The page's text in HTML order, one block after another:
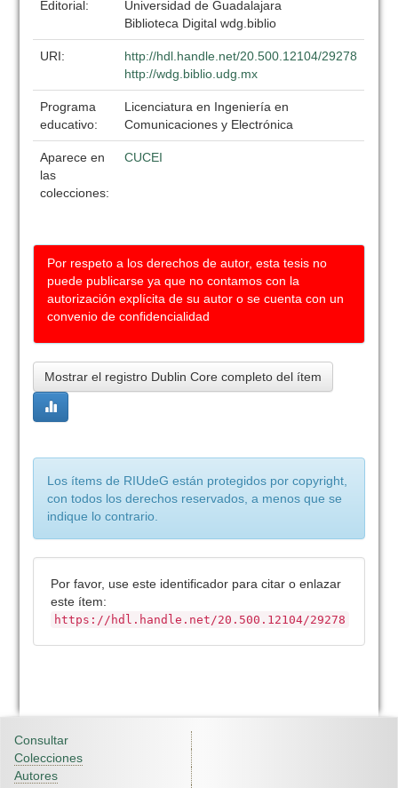
Editorial:
Universidad de Guadalajara
Biblioteca Digital wdg.biblio
URI:
http://hdl.handle.net/20.500.12104/29278
http://wdg.biblio.udg.mx
Programa
educativo:
Licenciatura en Ingeniería en
Comunicaciones y Electrónica
Aparece en
las
colecciones:
CUCEI
Por respeto a los derechos de autor, esta tesis no
puede publicarse ya que no contamos con la
autorización explícita de su autor o se cuenta con un
convenio de confidencialidad
Mostrar el registro Dublin Core completo del ítem
Los ítems de RIUdeG están protegidos por copyright,
con todos los derechos reservados, a menos que se
indique lo contrario.
Por favor, use este identificador para citar o enlazar
este ítem:
https://hdl.handle.net/20.500.12104/29278
Consultar
Colecciones
Autores